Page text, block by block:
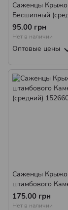
Саженцы
Бесшипный
поздний)
95.00 грн
Нет в наличии
Оптовые цены
Саженцы
штамбового
(средний)
175.00 грн
Нет в наличии